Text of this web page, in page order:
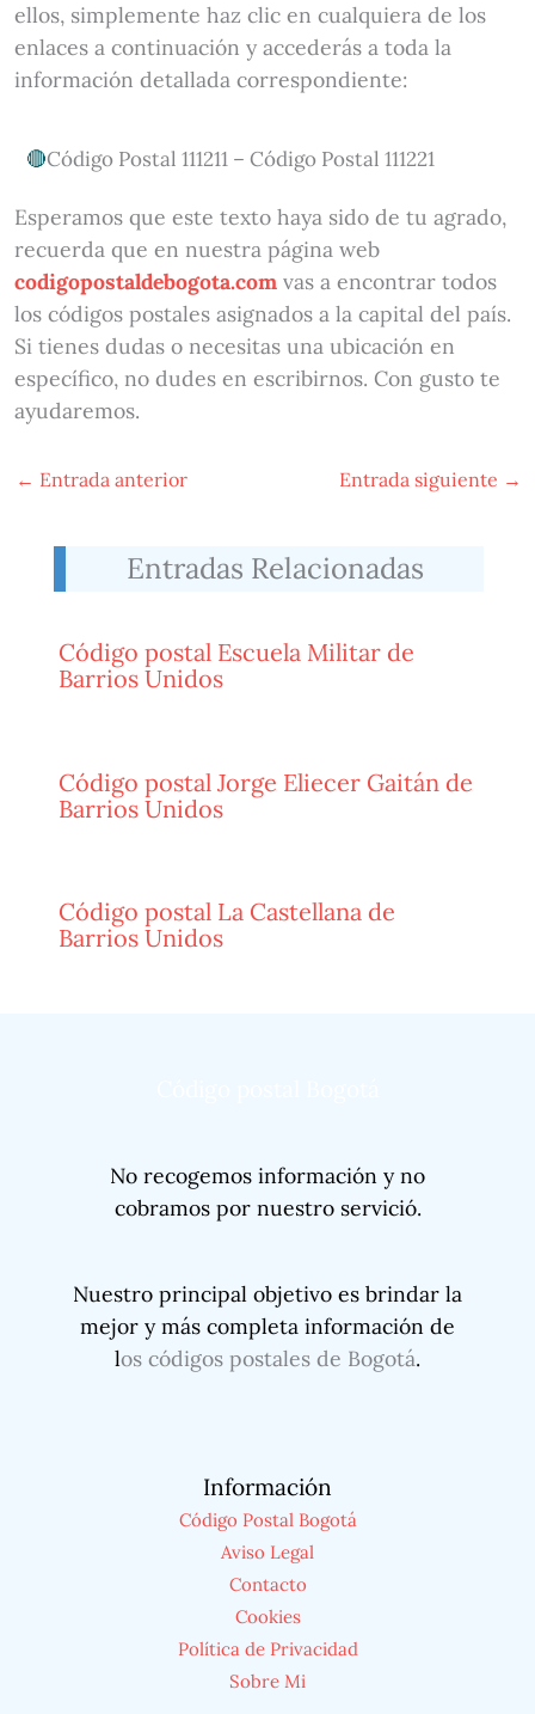
ellos, simplemente haz clic en cualquiera de los
enlaces a continuación y accederás a toda la
información detallada correspondiente:
Código Postal 111211 – Código Postal 111221
Esperamos que este texto haya sido de tu agrado,
recuerda que en nuestra página web
codigopostaldebogota.comvas a encontrar todos
los códigos postales asignados a la capital del país.
Si tienes dudas o necesitas una ubicación en
específico, no dudes en escribirnos. Con gusto te
ayudaremos.
← Entrada anterior Entrada siguiente →
Entradas Relacionadas
Código postal Escuela Militar de
Barrios Unidos
Código postal Jorge Eliecer Gaitán de
Barrios Unidos
Código postal La Castellana de
Barrios Unidos
No recogemos información y no
cobramos por nuestro servició.
Nuestro principal objetivo es brindar la
mejor y más completa información de
los códigos postales de Bogotá.
Información
Código Postal Bogotá
Aviso Legal
Contacto
Cookies
Política de Privacidad
Sobre Mi